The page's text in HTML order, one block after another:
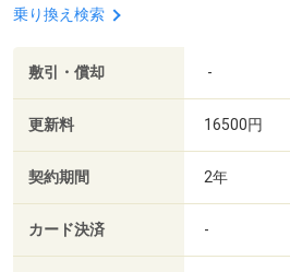
乗り換え検索
敷引・償却 -
更新料 16500円
契約期間 2年
カード決済 -